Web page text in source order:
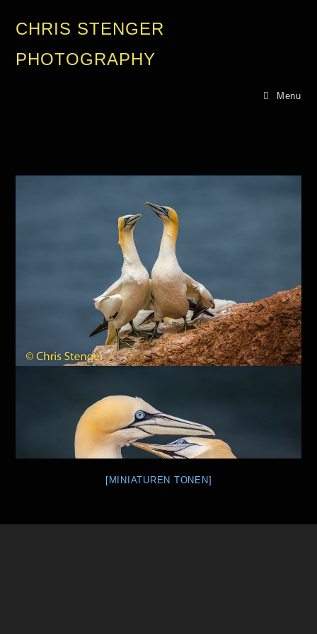
CHRIS STENGER
PHOTOGRAPHY
Menu
[MINIATUREN TONEN]